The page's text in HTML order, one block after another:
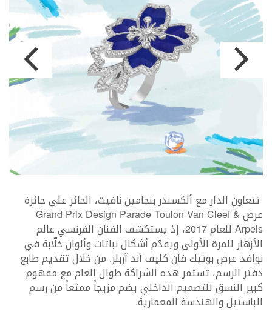
تتعاون الدار مع ألكسندر بنجامين نافيت، الحائز على جائزة
عرض Grand Prix Design Parade Toulon Van Cleef &
Arpels للعام 2017، إذ يستكشف الفنان الفرنسي عالم
الأزهار للمرة الأولى ويقدّم أشكال نباتات وألوان خلّابة في
نوافذ عرض بوتيك فان كليف أند آربلز. من خلال تقديم طابع
دفتر الرسم، تستمر هذه الشراكة طوال العام مع مفهوم
كبير النسق للتصميم الداخلي يضم مزيجاً ممتعاً من رسم
الباستيل والهندسة المعمارية.